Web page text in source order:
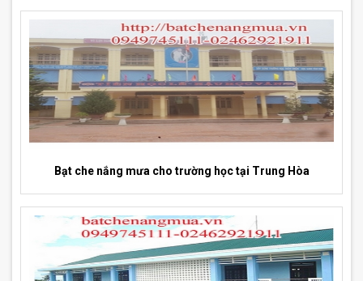
Bạt che nắng mưa cho trường học tại Trung Hòa